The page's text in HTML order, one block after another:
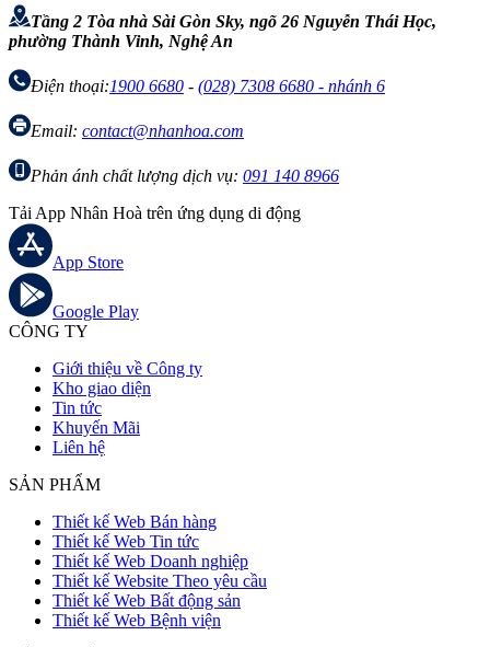
Tầng 2 Tòa nhà Sài Gòn Sky, ngõ 26 Nguyễn Thái Học,
phường Thành Vinh, Nghệ An
Điện thoại:1900 6680 - (028) 7308 6680 - nhánh 6
Email: contact@nhanhoa.com
Phản ánh chất lượng dịch vụ: 091 140 8966
Tải App Nhân Hoà trên ứng dụng di động
App Store
Google Play
CÔNG TY
Giới thiệu về Công ty
Kho giao diện
Tin tức
Khuyến Mãi
Liên hệ
SẢN PHẨM
Thiết kế Web Bán hàng
Thiết kế Web Tin tức
Thiết kế Web Doanh nghiệp
Thiết kế Website Theo yêu cầu
Thiết kế Web Bất động sản
Thiết kế Web Bệnh viện